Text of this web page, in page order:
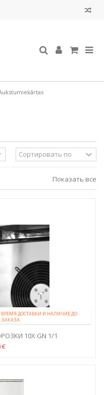
Показать все
ДОСТАВКИ И НАЛИЧИЕ ДО
ЗАКАЗА.
10X GN 1/1
€